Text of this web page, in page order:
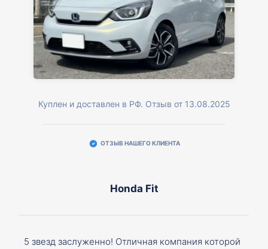
Куплен и доставлен в РФ. Отзыв от 13.08.2025
ОТЗЫВ НАШЕГО КЛИЕНТА
Honda Fit
5 звезд заслуженно! Отличная компания которой